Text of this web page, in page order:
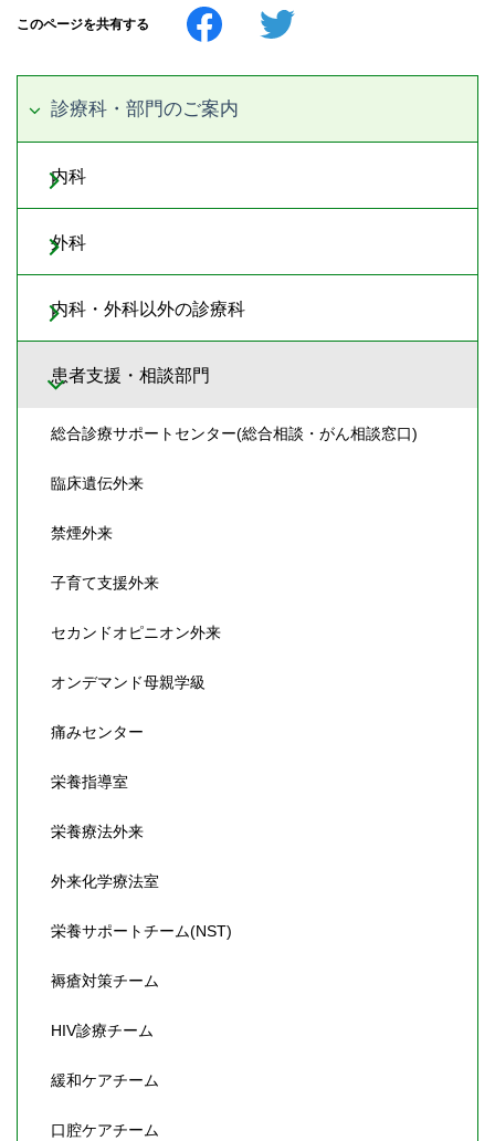
このページを共有する
診療科・部門のご案内
内科
外科
内科・外科以外の診療科
患者支援・相談部門
総合診療サポートセンター(総合相談・がん相談窓口)
臨床遺伝外来
禁煙外来
子育て支援外来
セカンドオピニオン外来
オンデマンド母親学級
痛みセンター
栄養指導室
栄養療法外来
外来化学療法室
栄養サポートチーム(NST)
褥瘡対策チーム
HIV診療チーム
緩和ケアチーム
口腔ケアチーム